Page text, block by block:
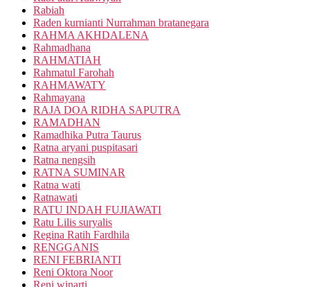
Rabiah
Raden kurnianti Nurrahman bratanegara
RAHMA AKHDALENA
Rahmadhana
RAHMATIAH
Rahmatul Farohah
RAHMAWATY
Rahmayana
RAJA DOA RIDHA SAPUTRA
RAMADHAN
Ramadhika Putra Taurus
Ratna aryani puspitasari
Ratna nengsih
RATNA SUMINAR
Ratna wati
Ratnawati
RATU INDAH FUJIAWATI
Ratu Lilis suryalis
Regina Ratih Fardhila
RENGGANIS
RENI FEBRIANTI
Reni Oktora Noor
Reni winarti